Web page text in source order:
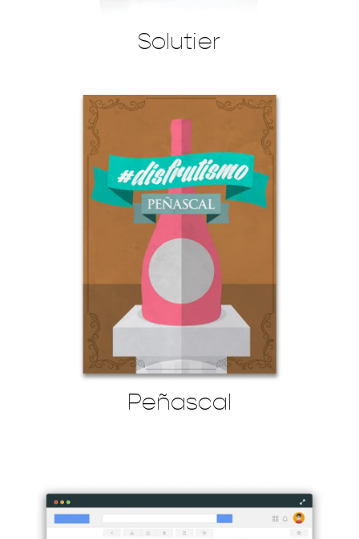
Solutier
Peñascal